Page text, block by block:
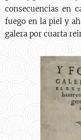
consecuencias en
fuego en la piel y
galera por cuarta